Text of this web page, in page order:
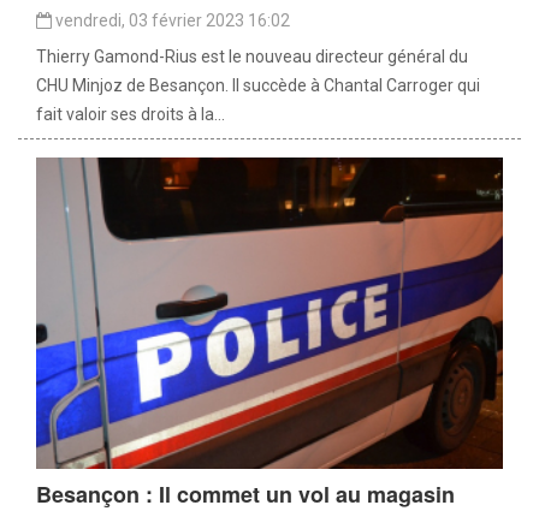
vendredi, 03 février 2023 16:02
Thierry Gamond-Rius est le nouveau directeur général du
CHU Minjoz de Besançon. Il succède à Chantal Carroger qui
fait valoir ses droits à la...
Besançon : Il commet un vol au magasin